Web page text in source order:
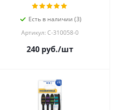
Есть в наличии (3)
Артикул: C-310058-0
240 руб./шт